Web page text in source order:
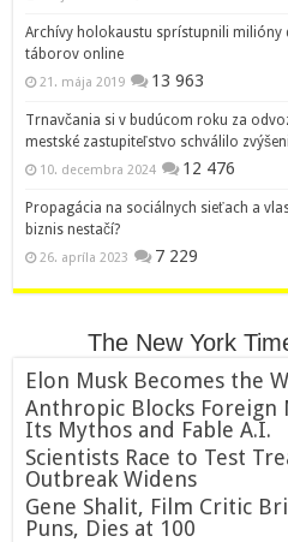
Archívy holokaustu sprístupnili milióny
táborov online
21. mája 2019 13 963
Trnavčania si v budúcom roku za
mestské zastupiteľstvo schválilo
10. decembra 2024 12 476
Propagácia na sociálnych sieťach a
biznis nestačí?
26. apríla 2023 7 229
The New York
Elon Musk Becomes the
Anthropic Blocks
Its Mythos and Fable A.I.
Scientists Race to Test
Outbreak Widens
Gene Shalit, Film Critic
Puns, Dies at 100